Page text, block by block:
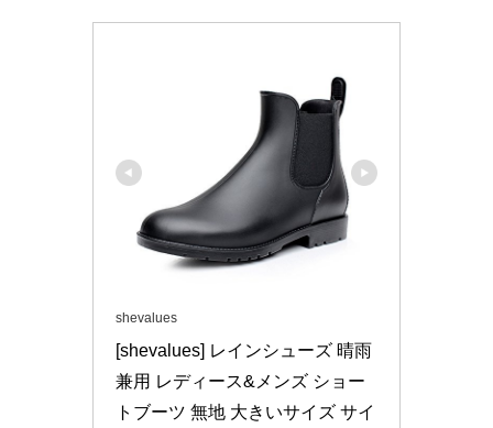
shevalues
[shevalues] レインシューズ 晴雨
兼用 レディース&メンズ ショー
トブーツ 無地 大きいサイズ サイ